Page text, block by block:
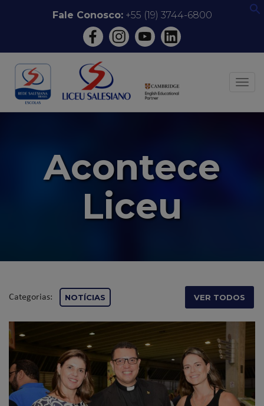
conteúdo
Fale Conosco:+55 (19) 3744-6800
Acontece
Liceu
Categorias: NOTÍCIAS VER TODOS